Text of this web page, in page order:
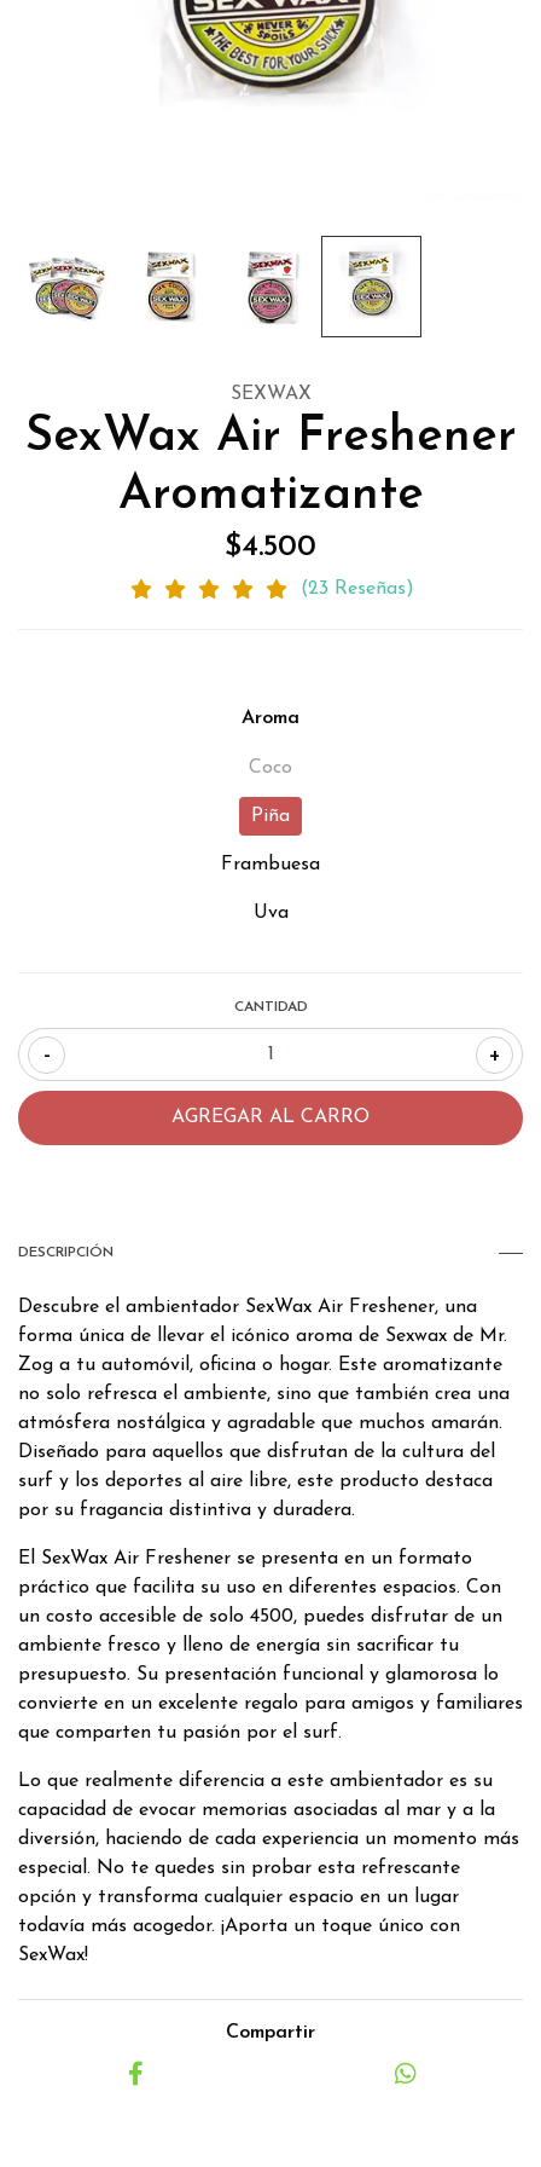
SEXWAX
SexWax Air Freshener
Aromatizante
$4.500
(23 Reseñas)
Aroma
Coco
Piña
Frambuesa
Uva
CANTIDAD
- +
DESCRIPCIÓN
Descubre el ambientador SexWax Air Freshener, una
forma única de llevar el icónico aroma de Sexwax de Mr.
Zog a tu automóvil, oficina o hogar. Este aromatizante
no solo refresca el ambiente, sino que también crea una
atmósfera nostálgica y agradable que muchos amarán.
Diseñado para aquellos que disfrutan de la cultura del
surf y los deportes al aire libre, este producto destaca
por su fragancia distintiva y duradera.
El SexWax Air Freshener se presenta en un formato
práctico que facilita su uso en diferentes espacios. Con
un costo accesible de solo 4500, puedes disfrutar de un
ambiente fresco y lleno de energía sin sacrificar tu
presupuesto. Su presentación funcional y glamorosa lo
convierte en un excelente regalo para amigos y familiares
que comparten tu pasión por el surf.
Lo que realmente diferencia a este ambientador es su
capacidad de evocar memorias asociadas al mar y a la
diversión, haciendo de cada experiencia un momento más
especial. No te quedes sin probar esta refrescante
opción y transforma cualquier espacio en un lugar
todavía más acogedor. ¡Aporta un toque único con
SexWax!
Compartir